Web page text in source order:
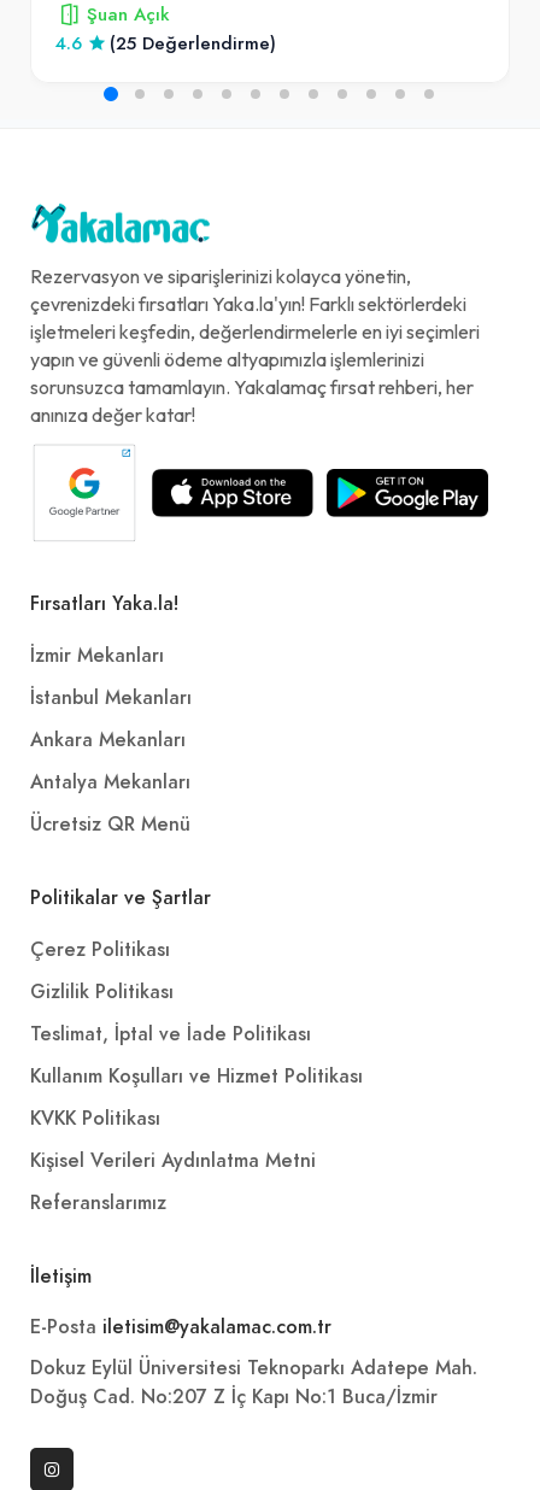
Şuan Açık
4.6
(25 Değerlendirme)
Rezervasyon ve siparişlerinizi kolayca yönetin,
çevrenizdeki fırsatları Yaka.la'yın! Farklı sektörlerdeki
işletmeleri keşfedin, değerlendirmelerle en iyi seçimleri
yapın ve güvenli ödeme altyapımızla işlemlerinizi
sorunsuzca tamamlayın. Yakalamaç fırsat rehberi, her
anınıza değer katar!
Fırsatları Yaka.la!
İzmir Mekanları
İstanbul Mekanları
Ankara Mekanları
Antalya Mekanları
Ücretsiz QR Menü
Politikalar ve Şartlar
Çerez Politikası
Gizlilik Politikası
Teslimat, İptal ve İade Politikası
Kullanım Koşulları ve Hizmet Politikası
KVKK Politikası
Kişisel Verileri Aydınlatma Metni
Referanslarımız
İletişim
E-Posta iletisim@yakalamac.com.tr
Dokuz Eylül Üniversitesi Teknoparkı Adatepe Mah.
Doğuş Cad. No:207 Z İç Kapı No:1 Buca/İzmir